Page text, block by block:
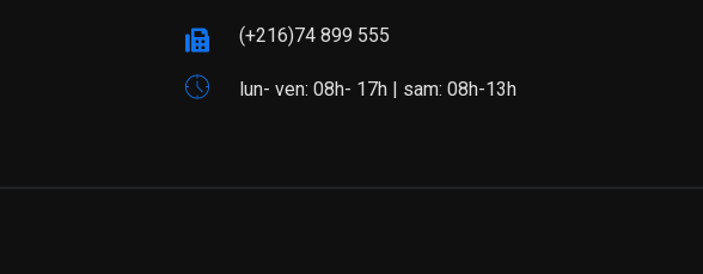
(+216)74 899 555
lun- ven: 08h- 17h | sam: 08h-13h